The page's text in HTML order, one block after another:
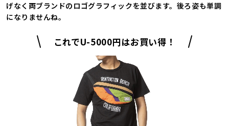
げなく両ブランドのロゴグラフィックを並びます。後ろ姿も単調
になりませんね。
これでU-5000円はお買い得！